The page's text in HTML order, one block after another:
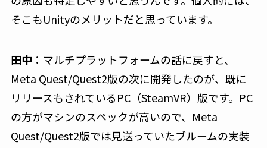
そこもUnityのメリットだと思っています。
田中 ：マルチプラットフォームの話に戻すと、
Meta Quest/Quest2版の次に開発したのが、既に
リリースもされているPC（SteamVR）版です。PC
の方がマシンのスペックが高いので、Meta
Quest/Quest2版では見送っていたブルームの実装